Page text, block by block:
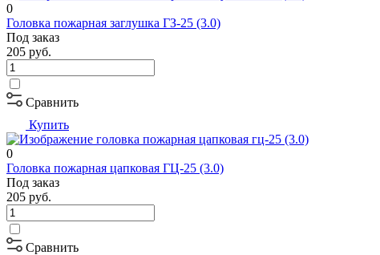
0
Головка пожарная заглушка ГЗ-25 (3.0)
Под заказ
205 руб.
Сравнить
Купить
0
Головка пожарная цапковая ГЦ-25 (3.0)
Под заказ
205 руб.
Сравнить